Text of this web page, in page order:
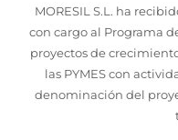
MORESIL S.L. ha
con cargo al Programa
proyectos de
las PYMES con
denominación del